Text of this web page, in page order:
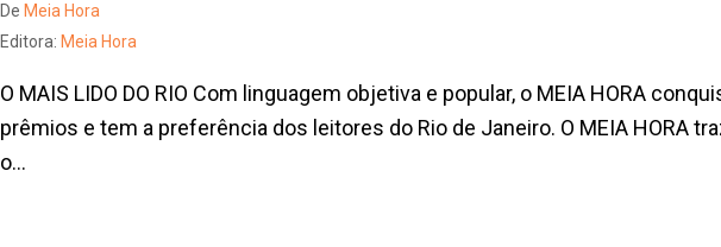
De Meia Hora
Editora: Meia Hora
O MAIS LIDO DO RIO Com linguagem objetiva e popular, o MEIA HORA
prêmios e tem a preferência dos leitores do Rio de Janeiro. O MEIA HORA
o...